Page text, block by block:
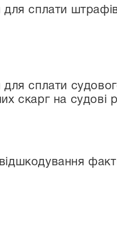
для сплати
для сплати
скарг на судові